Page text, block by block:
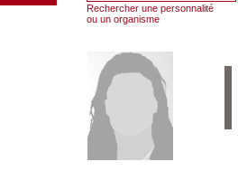
Rechercher une personnalité
ou un organisme